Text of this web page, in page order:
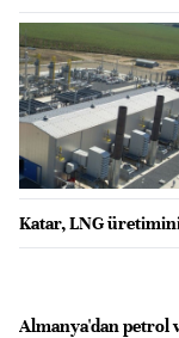
Katar, LNG
Almanya'dan petrol